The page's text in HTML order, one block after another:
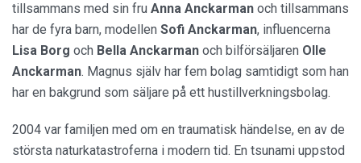
tillsammans med sin fru Anna Anckarman och tillsammans
har de fyra barn, modellen Sofi Anckarman, influencerna
Lisa Borg och Bella Anckarman och bilförsäljaren Olle
Anckarman. Magnus själv har fem bolag samtidigt som han
har en bakgrund som säljare på ett hustillverkningsbolag.
2004 var familjen med om en traumatisk händelse, en av de
största naturkatastroferna i modern tid. En tsunami uppstod